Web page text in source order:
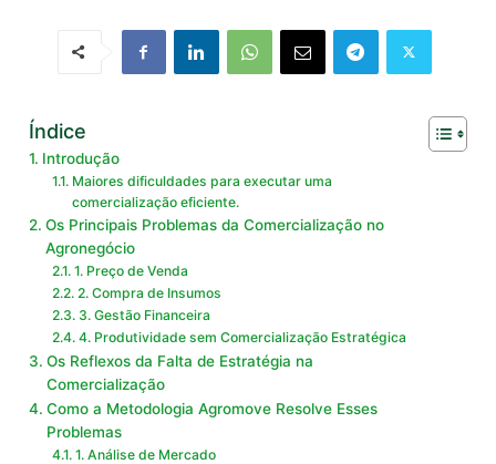
Índice
Introdução
Maiores dificuldades para executar uma
comercialização eficiente.
Os Principais Problemas da Comercialização no
Agronegócio
1. Preço de Venda
2. Compra de Insumos
3. Gestão Financeira
4. Produtividade sem Comercialização Estratégica
Os Reflexos da Falta de Estratégia na
Comercialização
Como a Metodologia Agromove Resolve Esses
Problemas
1. Análise de Mercado